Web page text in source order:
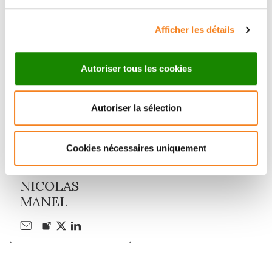
Afficher les détails
Autoriser tous les cookies
Autoriser la sélection
Cookies nécessaires uniquement
NICOLAS
MANEL